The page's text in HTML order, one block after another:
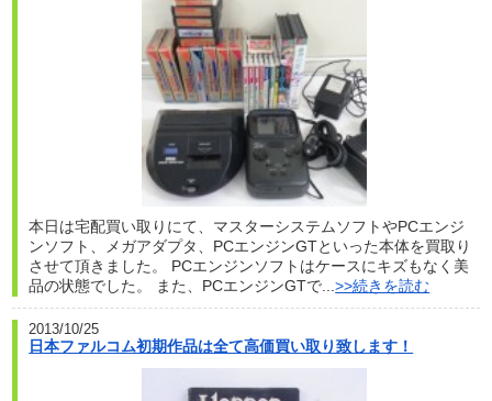
本日は宅配買い取りにて、マスターシステムソフトやPCエンジ
ンソフト、メガアダプタ、PCエンジンGTといった本体を買取り
させて頂きました。 PCエンジンソフトはケースにキズもなく美
品の状態でした。 また、PCエンジンGTで...>>続きを読む
2013/10/25
日本ファルコム初期作品は全て高価買い取り致します！